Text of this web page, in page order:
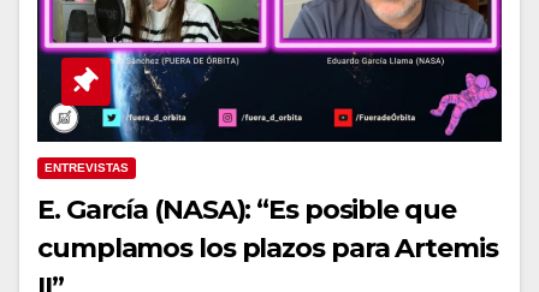
ENTREVISTAS
E. García (NASA): “Es posible que
cumplamos los plazos para Artemis